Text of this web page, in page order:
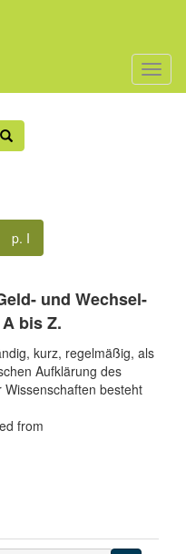
p. I
und Wechsel-
bis Z.
kurz, regelmäßig, als
Aufklärung des
besteht
from